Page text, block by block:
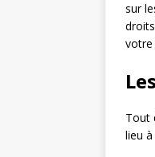
sur
votre
Tout
lieu